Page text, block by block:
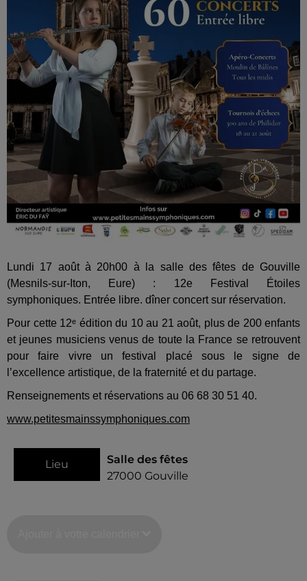
Lundi 17 août à 20h00 à la salle des fêtes de Gouville
(Mesnils-sur-Iton, Eure) : 12e Festival Étoiles
symphoniques. Entrée libre. dîner concert sur réservation.
Pour cette 12ᵉ édition du 10 au 21 août, plus de 200 enfants
et jeunes musiciens venus de toute la France se retrouvent
pour faire vivre un festival placé sous le signe de
l’excellence artistique, de la fraternité et du partage.
Renseignements et réservations au 06 68 30 51 40.
www.petitesmainssymphoniques.com
Lieu
Salle des fêtes
27000 Gouville